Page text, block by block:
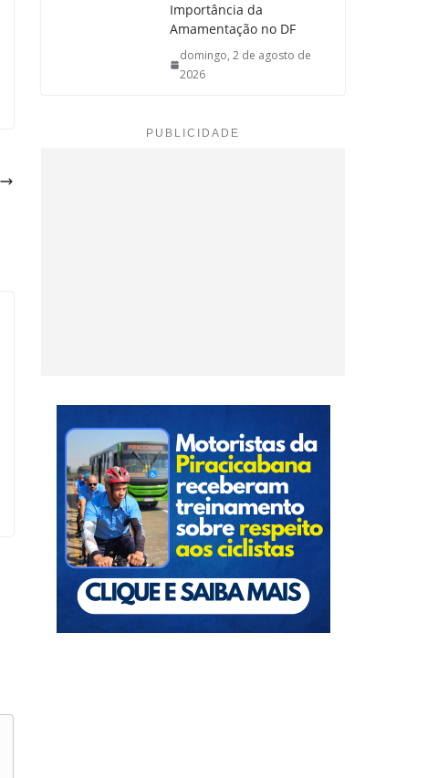
Importância da
Amamentação no DF
domingo, 2 de agosto de
2026
PUBLICIDADE